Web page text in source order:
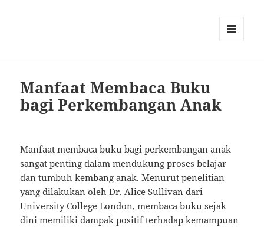
Manfaat Membaca Buku
bagi Perkembangan Anak
Manfaat membaca buku bagi perkembangan anak
sangat penting dalam mendukung proses belajar
dan tumbuh kembang anak. Menurut penelitian
yang dilakukan oleh Dr. Alice Sullivan dari
University College London, membaca buku sejak
dini memiliki dampak positif terhadap kemampuan